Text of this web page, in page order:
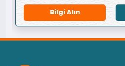
Bilgi Alın